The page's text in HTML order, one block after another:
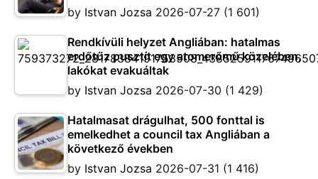
by Istvan Jozsa 2026-07-27 (1 601)
Rendkívüli helyzet Angliában: hatalmas
erdőtűz pusztít egy atomerőmű közelében,
lakókat evakuáltak
by Istvan Jozsa 2026-07-30 (1 429)
Hatalmasat drágulhat, 500 fonttal is
emelkedhet a council tax Angliában a
következő években
by Istvan Jozsa 2026-07-31 (1 416)